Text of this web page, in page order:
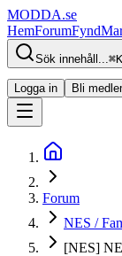
MODDA.se
HemForumFynd
Sök innehåll...⌘K
Logga in Bli
Forum
NES /
[NES]